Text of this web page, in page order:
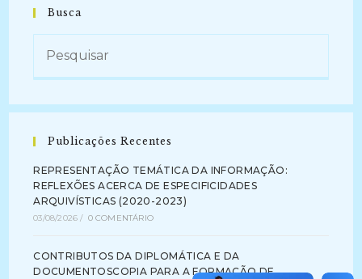
Busca
Publicações Recentes
REPRESENTAÇÃO TEMÁTICA DA INFORMAÇÃO:
REFLEXÕES ACERCA DE ESPECIFICIDADES
ARQUIVÍSTICAS (2020-2023)
03/08/2026 / 0 COMENTÁRIO
CONTRIBUTOS DA DIPLOMÁTICA E DA
DOCUMENTOSCOPIA PARA A FORMAÇÃO DE